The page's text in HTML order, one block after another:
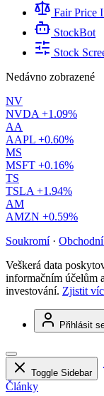
Fair Price
StockBot
Stock
Nedávno zobrazené
NV
NVDA +1.09%
AA
AAPL +0.60%
MS
MSFT +0.16%
TS
TSLA +1.94%
AM
AMZN +0.59%
Soukromí ·
Veškerá data
informačním účelům
investování. Zjistit
Přihlásit
Toggle Sidebar
Články